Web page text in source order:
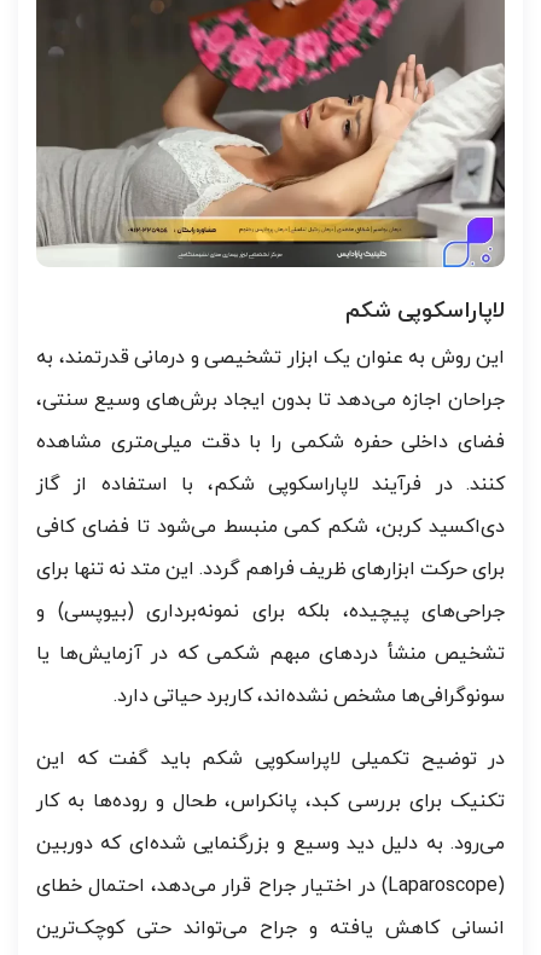
لاپاراسکوپی شکم
این روش به عنوان یک ابزار تشخیصی و درمانی قدرتمند، به
جراحان اجازه می‌دهد تا بدون ایجاد برش‌های وسیع سنتی،
فضای داخلی حفره شکمی را با دقت میلی‌متری مشاهده
کنند. در فرآیند لاپاراسکوپی شکم، با استفاده از گاز
دی‌اکسید کربن، شکم کمی منبسط می‌شود تا فضای کافی
برای حرکت ابزارهای ظریف فراهم گردد. این متد نه تنها برای
جراحی‌های پیچیده، بلکه برای نمونه‌برداری (بیوپسی) و
تشخیص منشأ دردهای مبهم شکمی که در آزمایش‌ها یا
سونوگرافی‌ها مشخص نشده‌اند، کاربرد حیاتی دارد.
در توضیح تکمیلی لاپراسکوپی شکم باید گفت که این
تکنیک برای بررسی کبد، پانکراس، طحال و روده‌ها به کار
می‌رود. به دلیل دید وسیع و بزرگنمایی شده‌ای که دوربین
(Laparoscope) در اختیار جراح قرار می‌دهد، احتمال خطای
انسانی کاهش یافته و جراح می‌تواند حتی کوچک‌ترین